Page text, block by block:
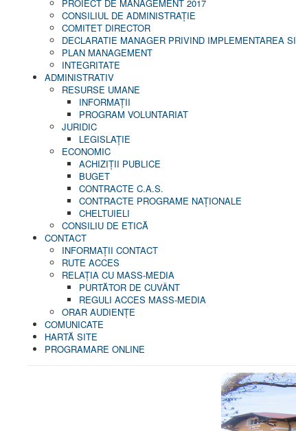
PROIECT DE MANAGEMENT 2017
CONSILIUL DE ADMINISTRAŢIE
COMITET DIRECTOR
DECLARATIE MANAGER PRIVIND IMPLEMENTAREA
PLAN MANAGEMENT
INTEGRITATE
ADMINISTRATIV
RESURSE UMANE
INFORMAŢII
PROGRAM VOLUNTARIAT
JURIDIC
LEGISLAȚIE
ECONOMIC
ACHIZIŢII PUBLICE
BUGET
CONTRACTE C.A.S.
CONTRACTE PROGRAME NAȚIONALE
CHELTUIELI
CONSILIU DE ETICĂ
CONTACT
INFORMAŢII CONTACT
RUTE ACCES
RELAȚIA CU MASS-MEDIA
PURTĂTOR DE CUVÂNT
REGULI ACCES MASS-MEDIA
ORAR AUDIENŢE
COMUNICATE
HARTĂ SITE
PROGRAMARE ONLINE